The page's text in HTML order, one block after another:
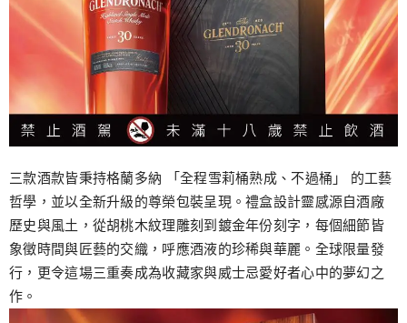
三款酒款皆秉持格蘭多納 「全程雪莉桶熟成、不過桶」 的工藝
哲學，並以全新升級的尊榮包裝呈現。禮盒設計靈感源自酒廠
歷史與風土，從胡桃木紋理雕刻到鍍金年份刻字，每個細節皆
象徵時間與匠藝的交織，呼應酒液的珍稀與華麗。全球限量發
行，更令這場三重奏成為收藏家與威士忌愛好者心中的夢幻之
作。